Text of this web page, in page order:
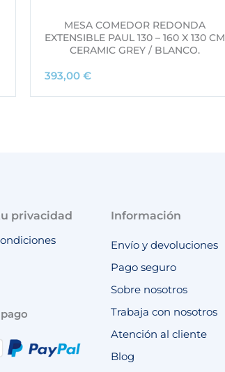
MESA COMEDOR REDONDA
EXTENSIBLE PAUL 130 – 160 X 130 CM
CERAMIC GREY / BLANCO.
393,00 €
privacidad
Información
Envío y devoluciones
Pago seguro
Sobre nosotros
Trabaja con nosotros
Atención al cliente
Blog